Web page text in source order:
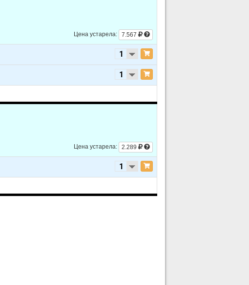
Цена устарела:
7.567
Цена устарела:
2.289